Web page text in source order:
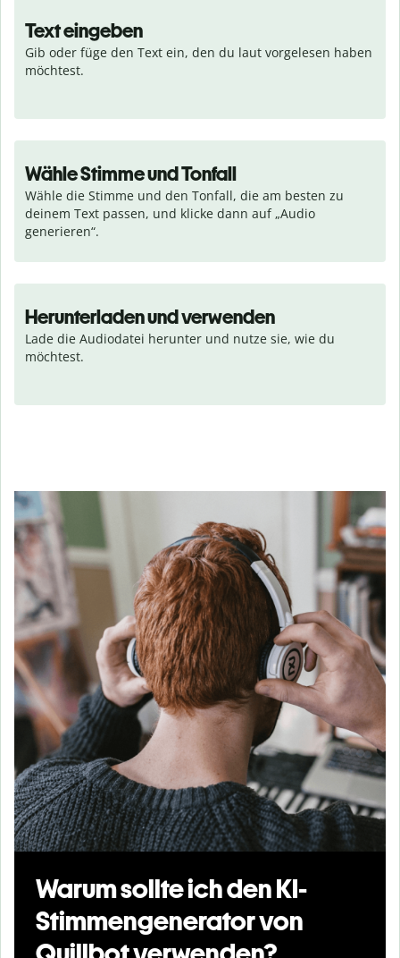
Text eingeben
Gib oder füge den Text ein, den du laut vorgelesen haben
möchtest.
Wähle Stimme und Tonfall
Wähle die Stimme und den Tonfall, die am besten zu
deinem Text passen, und klicke dann auf „Audio
generieren“.
Herunterladen und verwenden
Lade die Audiodatei herunter und nutze sie, wie du
möchtest.
Warum sollte ich den KI-
Stimmengenerator von